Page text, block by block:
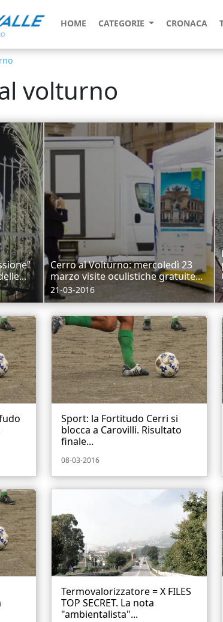
HOME CATEGORIE CRONACA
volturno
Cerro al Volturno: mercoledì 23
marzo visite oculistiche gratuite...
21-03-2016
Sport: la Fortitudo Cerri si
blocca a Carovilli. Risultato
finale...
08-03-2016
Termovalorizzatore = X FILES
TOP SECRET. La nota
"ambientalista"...